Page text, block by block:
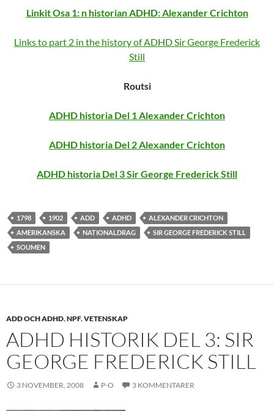
Linkit Osa 1: n historian ADHD: Alexander Crichton
Links to part 2 in the history of ADHD Sir George Frederick
Still
Routsi
ADHD historia Del 1 Alexander Crichton
ADHD historia Del 2 Alexander Crichton
ADHD historia Del 3 Sir George Frederick Still
1798 1902 ADD ADHD
ALEXANDER CRICHTON
AMERIKANSKA
NATIONALDRAG
SIR GEORGE FREDERICK STILL
SOUMEN
ADD OCH ADHD,NPF,VETENSKAP
ADHD HISTORIK DEL 3: SIR
GEORGE FREDERICK STILL
3 NOVEMBER, 2008 P-O 3 KOMMENTARER